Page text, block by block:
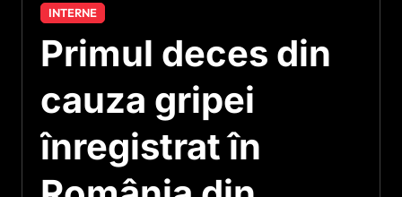
INTERNE
Primul deces din
cauza gripei
înregistrat în